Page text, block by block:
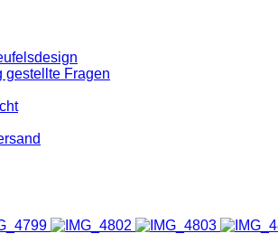
gestellte Fragen